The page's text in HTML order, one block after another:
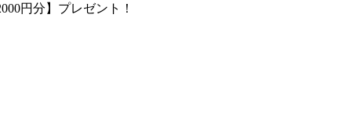
円分】プレゼント！